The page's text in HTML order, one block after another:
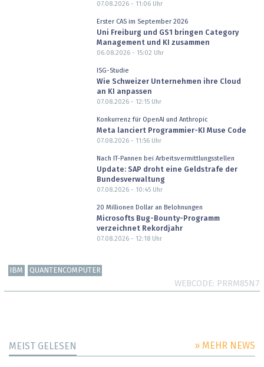
07.08.2026 - 11:06Uhr
Erster CAS im September 2026
Uni Freiburg und GS1 bringen Category
Management und KI zusammen
06.08.2026 - 15:02 Uhr
ISG-Studie
Wie Schweizer Unternehmen ihre Cloud
an KI anpassen
07.08.2026 - 12:15Uhr
Konkurrenz für OpenAI und Anthropic
Meta lanciert Programmier-KI Muse Code
07.08.2026 - 11:56Uhr
Nach IT-Pannen bei Arbeitsvermittlungsstellen
Update: SAP droht eine Geldstrafe der
Bundesverwaltung
07.08.2026 - 10:45Uhr
20 Millionen Dollar an Belohnungen
Microsofts Bug-Bounty-Programm
verzeichnet Rekordjahr
07.08.2026 - 12:18Uhr
IBM QUANTENCOMPUTER
WEBCODE PRRM85N7
MEIST GELESEN » MEHR NEWS